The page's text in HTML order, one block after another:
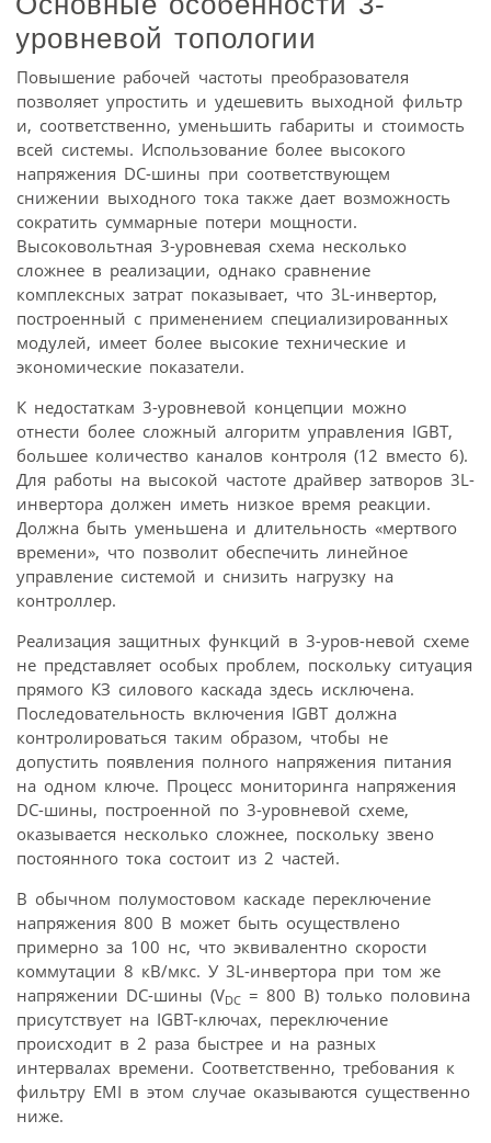
уровневой топологии
Повышение рабочей частоты преобразователя
позволяет упростить и удешевить выходной фильтр
и, соответственно, уменьшить габариты и стоимость
всей системы. Использование более высокого
напряжения DC-шины при соответствующем
снижении выходного тока также дает возможность
сократить суммарные потери мощности.
Высоковольтная 3-уровневая схема несколько
сложнее в реализации, однако сравнение
комплексных затрат показывает, что 3L-инвертор,
построенный с применением специализированных
модулей, имеет более высокие технические и
экономические показатели.
К недостаткам 3-уровневой концепции можно
отнести более сложный алгоритм управления IGBT,
большее количество каналов контроля (12 вместо 6).
Для работы на высокой частоте драйвер затворов 3L-
инвертора должен иметь низкое время реакции.
Должна быть уменьшена и длительность «мертвого
времени», что позволит обеспечить линейное
управление системой и снизить нагрузку на
контроллер.
Реализация защитных функций в 3-уров-невой схеме
не представляет особых проблем, поскольку ситуация
прямого КЗ силового каскада здесь исключена.
Последовательность включения IGBT должна
контролироваться таким образом, чтобы не
допустить появления полного напряжения питания
на одном ключе. Процесс мониторинга напряжения
DC-шины, построенной по 3-уровневой схеме,
оказывается несколько сложнее, поскольку звено
постоянного тока состоит из 2 частей.
В обычном полумостовом каскаде переключение
напряжения 800 В может быть осуществлено
примерно за 100 нс, что эквивалентно скорости
коммутации 8 кВ/мкс. У 3L-инвертора при том же
напряжении DC-шины (VDC = 800 В) только половина
присутствует на IGBT-ключах, переключение
происходит в 2 раза быстрее и на разных
интервалах времени. Соответственно, требования к
фильтру EMI в этом случае оказываются существенно
ниже.